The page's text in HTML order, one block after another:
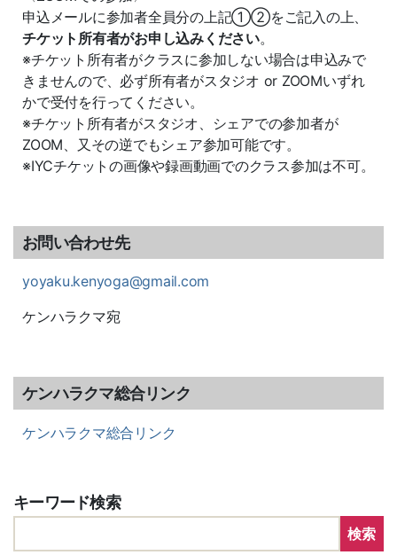
申込メールに参加者全員分の上記①②をご記入の上、
チケット所有者がお申し込みください。
※チケット所有者がクラスに参加しない場合は申込みで
きませんので、必ず所有者がスタジオ or ZOOMいずれ
かで受付を行ってください。
※チケット所有者がスタジオ、シェアでの参加者が
ZOOM、又その逆でもシェア参加可能です。
※IYCチケットの画像や録画動画でのクラス参加は不可。
お問い合わせ先
yoyaku.kenyoga@gmail.com
ケンハラクマ宛
ケンハラクマ総合リンク
ケンハラクマ総合リンク
キーワード検索
検索